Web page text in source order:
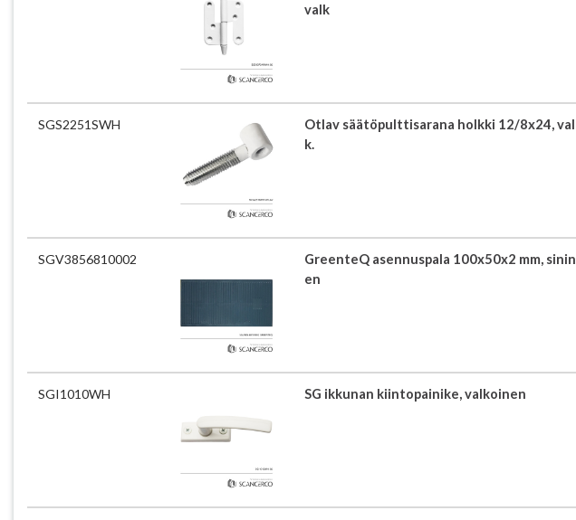
valk
SGS2251SWH
Otlav säätöpulttisarana holkki 12/8x24, val
k.
SGV3856810002
GreenteQ asennuspala 100x50x2 mm, sinin
en
SGI1010WH SG ikkunan kiintopainike, valkoinen